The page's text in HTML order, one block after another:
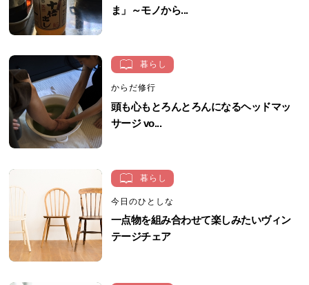
ま」～モノから...
暮らし
からだ修行
頭も心もとろんとろんになるヘッドマッ
サージ vo...
暮らし
今日のひとしな
一点物を組み合わせて楽しみたいヴィン
テージチェア